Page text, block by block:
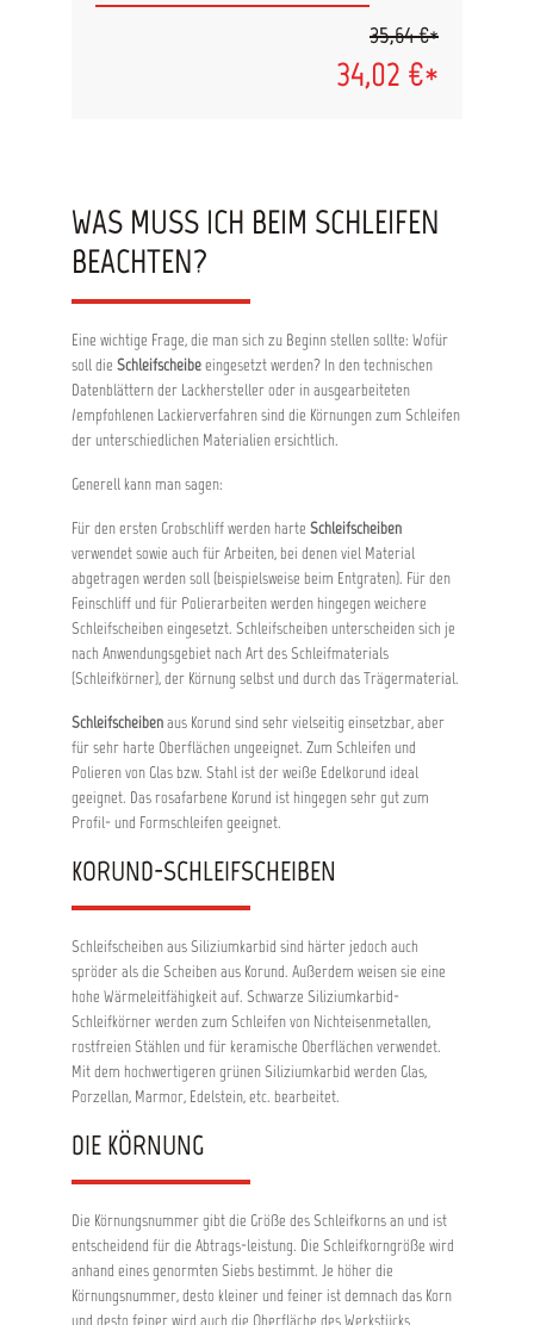
Trübungen. Mit den Schleifmitteln können
Kratzer und Trübungen schnell ausgeschliffen
werden, anschließend wird die Oberfläche mit
der Scheibe der Körnung P3000 feingeschliffen
Bohrfutter 1x Politur 39005 29,5 ml Beutel
Hinweis: Dieses Produkt ist nicht für die
Verwendung an Fahrzeugen vorgesehen, die für
den deutschen Straßenverkehr zugelassen sind.
34,02 €*
35,64 €*
WAS MUSS ICH BEIM SCHLEIFEN
BEACHTEN?
Eine wichtige Frage, die man sich zu Beginn stellen sollte: Wofür
soll die Schleifscheibeeingesetzt werden? In den technischen
Datenblättern der Lackhersteller oder in ausgearbeiteten
/empfohlenen Lackierverfahren sind die Körnungen zum Schleifen
der unterschiedlichen Materialien ersichtlich.
Generell kann man sagen:
Für den ersten Grobschliff werden harte Schleifscheiben
verwendet sowie auch für Arbeiten, bei denen viel Material
abgetragen werden soll (beispielsweise beim Entgraten). Für den
Feinschliff und für Polierarbeiten werden hingegen weichere
Schleifscheiben eingesetzt. Schleifscheiben unterscheiden sich je
nach Anwendungsgebiet nach Art des Schleifmaterials
(Schleifkörner), der Körnung selbst und durch das Trägermaterial.
Schleifscheibenaus Korund sind sehr vielseitig einsetzbar, aber
für sehr harte Oberflächen ungeeignet. Zum Schleifen und
Polieren von Glas bzw. Stahl ist der weiße Edelkorund ideal
geeignet. Das rosafarbene Korund ist hingegen sehr gut zum
Profil- und Formschleifen geeignet.
KORUND-SCHLEIFSCHEIBEN
Schleifscheiben aus Siliziumkarbid sind härter jedoch auch
spröder als die Scheiben aus Korund. Außerdem weisen sie eine
hohe Wärmeleitfähigkeit auf. Schwarze Siliziumkarbid-
Schleifkörner werden zum Schleifen von Nichteisenmetallen,
rostfreien Stählen und für keramische Oberflächen verwendet.
Mit dem hochwertigeren grünen Siliziumkarbid werden Glas,
Porzellan, Marmor, Edelstein, etc. bearbeitet.
DIE KÖRNUNG
Die Körnungsnummer gibt die Größe des Schleifkorns an und ist
entscheidend für die Abtrags-leistung. Die Schleifkorngröße wird
anhand eines genormten Siebs bestimmt. Je höher die
Körnungsnummer, desto kleiner und feiner ist demnach das Korn
und desto feiner wird auch die Oberfläche des Werkstücks